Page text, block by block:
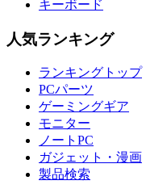
キーボード
人気ランキング
ランキングトップ
PCパーツ
ゲーミングギア
モニター
ノートPC
ガジェット・漫画
製品検索